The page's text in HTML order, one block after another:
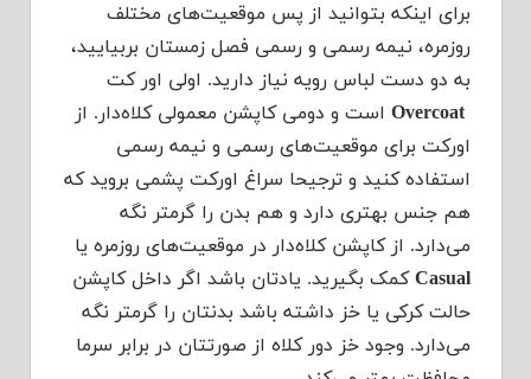
برای اینکه بتوانید از پس موقعیت‌های مختلف
روزمره، نیمه رسمی و رسمی فصل زمستان بربیایید،
به دو دست لباس رویه نیاز دارید. اولی اور کت
Overcoat است و دومی کاپشن معمولی کلاه‌دار. از
اورکت برای موقعیت‌های رسمی و نیمه رسمی
استفاده کنید و ترجیحا سراغ اورکت پشمی بروید که
هم جنس بهتری دارد و هم بدن را گرمتر نگه
می‌دارد. از کاپشن کلاه‌دار در موقعیت‌های روزمره یا
Casualکمک بگیرید. یادتان باشد اگر داخل کاپشن
حالت کرکی یا خز داشته باشد بدنتان را گرمتر نگه
می‌دارد. وجود خز دور کلاه از صورتتان در برابر سرما